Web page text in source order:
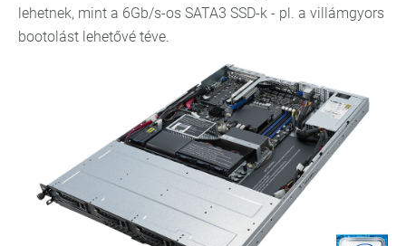
lehetnek, mint a 6Gb/s-os SATA3 SSD-k - pl. a villámgyors
bootolást lehetővé téve.